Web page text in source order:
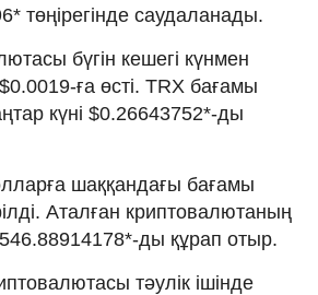
төңірегінде саудаланады.
бүгін кешегі күнмен
ға өсті. TRX бағамы
күні $0.26643752*-ды
шаққандағы бағамы
Аталған криптовалютаның
ды құрап отыр.
тәулік ішінде